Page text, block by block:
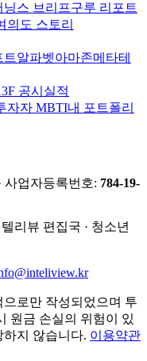
닝스 브리프구루 리포트
의도 스토리
트알파벳아마존메타테
공시 실적
자자 MBTI내 포트폴리
사업자등록번호: 784-19-
리뷰 편집국 · 청소년
로만 작성되었으며 투
원금 손실의 위험이 있
지 않습니다. 이용약관